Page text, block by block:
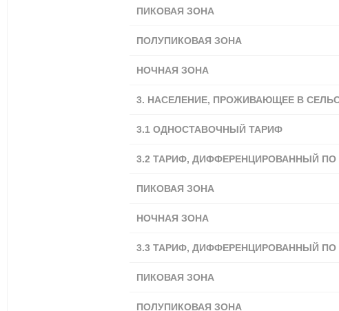
ПИКОВАЯ ЗОНА
ПОЛУПИКОВАЯ ЗОНА
НОЧНАЯ ЗОНА
3. НАСЕЛЕНИЕ, ПРОЖИВАЮЩЕЕ В
3.1 ОДНОСТАВОЧНЫЙ ТАРИФ
3.2 ТАРИФ, ДИФФЕРЕНЦИРОВАННЫЙ
ПИКОВАЯ ЗОНА
НОЧНАЯ ЗОНА
3.3 ТАРИФ, ДИФФЕРЕНЦИРОВАННЫЙ
ПИКОВАЯ ЗОНА
ПОЛУПИКОВАЯ ЗОНА